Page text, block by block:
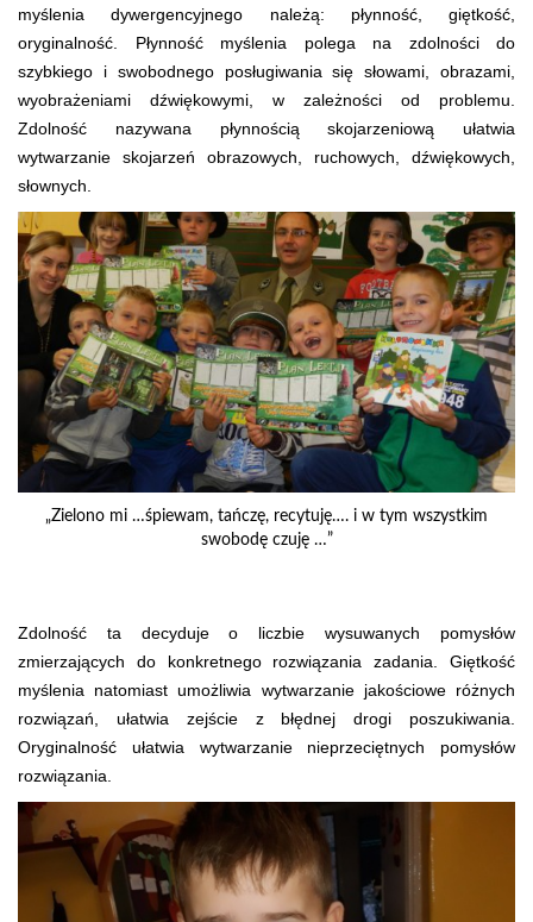
myślenia dywergencyjnego należą: płynność, giętkość,
oryginalność. Płynność myślenia polega na zdolności do
szybkiego i swobodnego posługiwania się słowami, obrazami,
wyobrażeniami dźwiękowymi, w zależności od problemu.
Zdolność nazywana płynnością skojarzeniową ułatwia
wytwarzanie skojarzeń obrazowych, ruchowych, dźwiękowych,
słownych.
„Zielono mi …śpiewam, tańczę, recytuję…. i w tym wszystkim
swobodę czuję …”
Zdolność ta decyduje o liczbie wysuwanych pomysłów
zmierzających do konkretnego rozwiązania zadania. Giętkość
myślenia natomiast umożliwia wytwarzanie jakościowe różnych
rozwiązań, ułatwia zejście z błędnej drogi poszukiwania.
Oryginalność ułatwia wytwarzanie nieprzeciętnych pomysłów
rozwiązania.